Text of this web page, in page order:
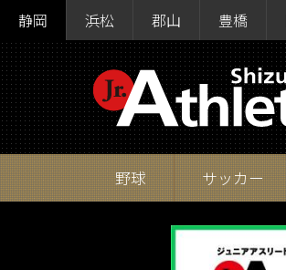
静岡 浜松 郡山 豊橋
野球 サッカー